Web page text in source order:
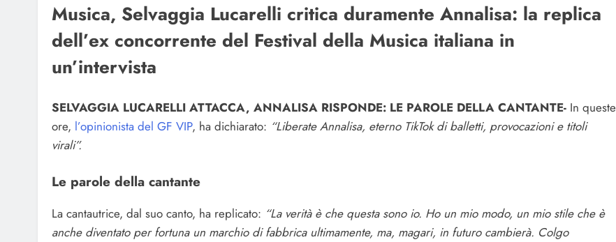
Musica, Selvaggia Lucarelli critica duramente Annalisa: la replica
dell’ex concorrente del Festival della Musica italiana in
un’intervista
SELVAGGIA LUCARELLI ATTACCA, ANNALISA RISPONDE: LE PAROLE DELLA CANTANTE- In queste
ore, l’opinionista del GF VIP, ha dichiarato: “Liberate Annalisa, eterno TikTok di balletti, provocazioni e titoli
virali”.
Le parole della cantante
La cantautrice, dal suo canto, ha replicato: “La verità è che questa sono io. Ho un mio modo, un mio stile che è
anche diventato per fortuna un marchio di fabbrica ultimamente, ma, magari, in futuro cambierà. Colgo